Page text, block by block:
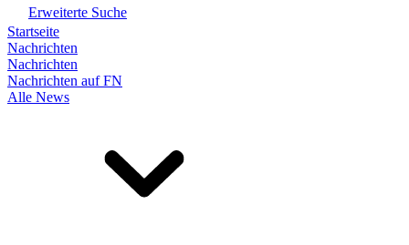
Erweiterte Suche
Startseite
Nachrichten
Nachrichten
Nachrichten auf FN
Alle News